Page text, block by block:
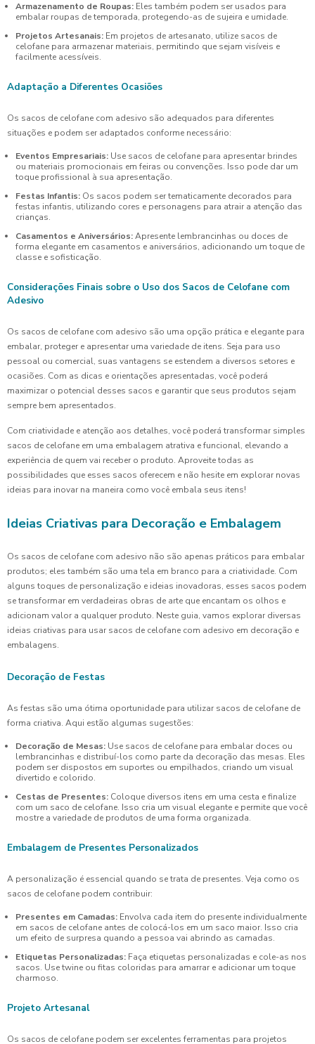
Armazenamento de Roupas: Eles também podem ser usados para
embalar roupas de temporada, protegendo-as de sujeira e umidade.
Projetos Artesanais: Em projetos de artesanato, utilize sacos de
celofane para armazenar materiais, permitindo que sejam visíveis e
facilmente acessíveis.
Adaptação a Diferentes Ocasiões
Os sacos de celofane com adesivo são adequados para diferentes
situações e podem ser adaptados conforme necessário:
Eventos Empresariais: Use sacos de celofane para apresentar brindes
ou materiais promocionais em feiras ou convenções. Isso pode dar um
toque profissional à sua apresentação.
Festas Infantis: Os sacos podem ser tematicamente decorados para
festas infantis, utilizando cores e personagens para atrair a atenção das
crianças.
Casamentos e Aniversários:Apresente lembrancinhas ou doces de
forma elegante em casamentos e aniversários, adicionando um toque de
classe e sofisticação.
Considerações Finais sobre o Uso dos Sacos de Celofane com
Adesivo
Os sacos de celofane com adesivo são uma opção prática e elegante para
embalar, proteger e apresentar uma variedade de itens. Seja para uso
pessoal ou comercial, suas vantagens se estendem a diversos setores e
ocasiões. Com as dicas e orientações apresentadas, você poderá
maximizar o potencial desses sacos e garantir que seus produtos sejam
sempre bem apresentados.
Com criatividade e atenção aos detalhes, você poderá transformar simples
sacos de celofane em uma embalagem atrativa e funcional, elevando a
experiência de quem vai receber o produto. Aproveite todas as
possibilidades que esses sacos oferecem e não hesite em explorar novas
ideias para inovar na maneira como você embala seus itens!
Ideias Criativas para Decoração e Embalagem
Os sacos de celofane com adesivo não são apenas práticos para embalar
produtos; eles também são uma tela em branco para a criatividade. Com
alguns toques de personalização e ideias inovadoras, esses sacos podem
se transformar em verdadeiras obras de arte que encantam os olhos e
adicionam valor a qualquer produto. Neste guia, vamos explorar diversas
ideias criativas para usar sacos de celofane com adesivo em decoração e
embalagens.
Decoração de Festas
As festas são uma ótima oportunidade para utilizar sacos de celofane de
forma criativa. Aqui estão algumas sugestões:
Decoração de Mesas: Use sacos de celofane para embalar doces ou
lembrancinhas e distribuí-los como parte da decoração das mesas. Eles
podem ser dispostos em suportes ou empilhados, criando um visual
divertido e colorido.
Cestas de Presentes: Coloque diversos itens em uma cesta e finalize
com um saco de celofane. Isso cria um visual elegante e permite que você
mostre a variedade de produtos de uma forma organizada.
Embalagem de Presentes Personalizados
A personalização é essencial quando se trata de presentes. Veja como os
sacos de celofane podem contribuir:
Presentes em Camadas: Envolva cada item do presente individualmente
em sacos de celofane antes de colocá-los em um saco maior. Isso cria
um efeito de surpresa quando a pessoa vai abrindo as camadas.
Etiquetas Personalizadas: Faça etiquetas personalizadas e cole-as nos
sacos. Use twine ou fitas coloridas para amarrar e adicionar um toque
charmoso.
Projeto Artesanal
Os sacos de celofane podem ser excelentes ferramentas para projetos